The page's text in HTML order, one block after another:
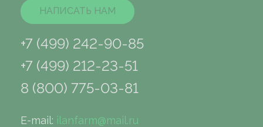
НАПИСАТЬ НАМ
+7 (499) 242-90-85
+7 (499) 212-23-51
8 (800) 775-03-81
E-mail: ilanfarm@mail.ru